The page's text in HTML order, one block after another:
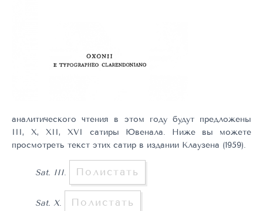
аналитического чтения в этом году будут предложены
III, X, XII, XVI сатиры Ювенала. Ниже вы можете
просмотреть текст этих сатир в издании Клаузена (1959).
Sat. III. Полистать
Sat. X. Полистать